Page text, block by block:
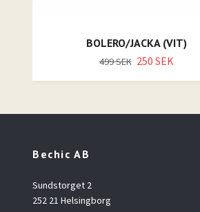
BOLERO/JACKA (VIT)
499 SEK 250 SEK
Bechic AB
Sundstorget 2
252 21 Helsingborg